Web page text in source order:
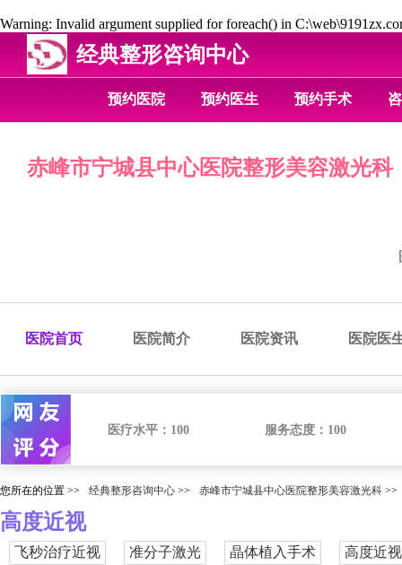
Warning: Invalid argument supplied for foreach() in
经典整形咨询中心
预约医院 预约医生 预约手术
赤峰市宁城县中心医院整形美容激光科
医院首页 医院简介 医院资讯 医院医
医疗水平： 100 服务态度： 100
您所在的位置 >> 经典整形咨询中心 >> 赤峰市宁城县中心医院整形美容激光科 >>
高度近视
飞秒治疗近视 准分子激光 晶体植入手术 高度近视